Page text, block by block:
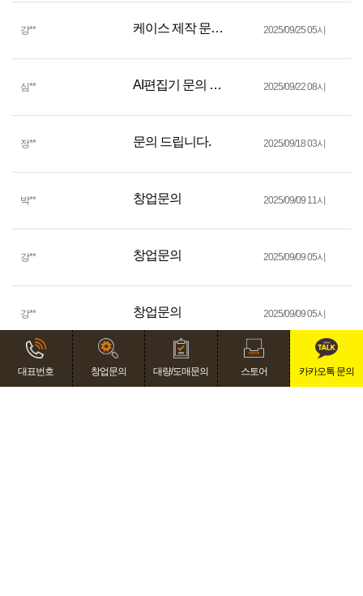
대표번호 창업문의 대량/도매문의 스토어 카카오톡 문의
강** 케이스 제작 문의드립니다 2025/09/25 05시
심** AI편집기 문의 드립니다 2025/09/22 08시
정** 문의 드립니다. 2025/09/18 03시
박** 창업문의 2025/09/09 11시
강** 창업문의 2025/09/09 05시
강** 창업문의 2025/09/09 05시
강** 제작문의 2025/09/08 02시